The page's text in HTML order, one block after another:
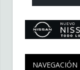
NAVEGACIÓN